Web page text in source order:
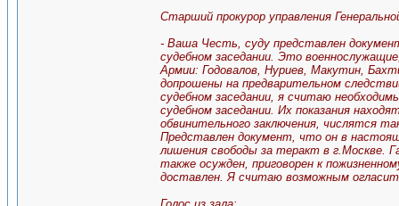
Старший прокурор управления
- Ваша Честь, суду представлен
судебном заседании. Это
Армии: Годовалов, Нуриев, Макутин,
допрошены на предварительном
судебном заседании, я считаю
судебном заседании. Их показания
обвинительного заключения, числятся
Представлен документ, что он в
лишения свободы за теракт в г.Москве.
также осужден, приговорен к
доставлен. Я считаю возможным